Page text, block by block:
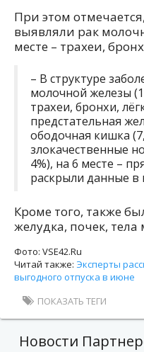
При этом
выявляли рак
месте – трахеи,
– В структуре
молочной железы
трахеи, бронхи,
предстательная
ободочная кишка
злокачественные
4%), на 6 месте –
раскрыли данные в
Кроме того, также
желудка, почек,
Фото: VSE42.Ru
Читай также: Эксперты
выгодного отпуска в июне
ПОКАЗАТЬ ТЕГИ
Новости